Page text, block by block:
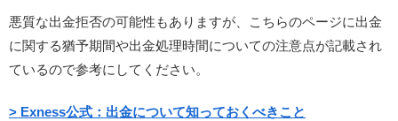
悪質な出金拒否の可能性もありますが、こちらのページに出金
に関する猶予期間や出金処理時間についての注意点が記載され
ているので参考にしてください。
> Exness公式：出金について知っておくべきこと